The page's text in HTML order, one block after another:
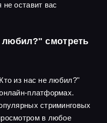
оставит вас
любил?" смотреть
из нас не любил?"
платформах.
стриминговых
в любое